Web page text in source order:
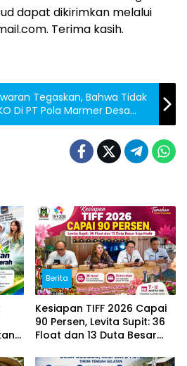
dapat dikirimkan melalui
Terima kasih.
Tegaskan, Bahwa Tidak
Di PT Pola Marmer Desa
Berita
Kesiapan TIFF 2026 Capai
90 Persen, Levita Supit: 36
Float dan 13 Duta Besar